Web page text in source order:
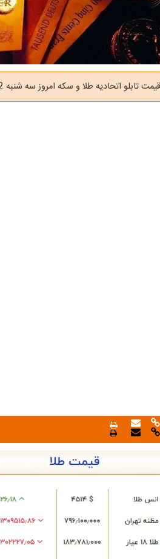
قیمت تابلو اتحادیه طلا و سکه امروز سه شنبه 12 خرداد را ملاحظه میکنید.